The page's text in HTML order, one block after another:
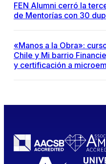
FEN Alumni cerró la
de Mentorías con 30
«Manos a la Obra»:
Chile y Mi barrio
y certificación a